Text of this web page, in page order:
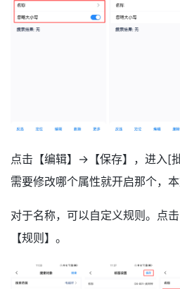
点击【编辑】→【保存】，进入[
需要修改哪个属性就开启那个，本
对于名称，可以自定义规则。点
【规则】。